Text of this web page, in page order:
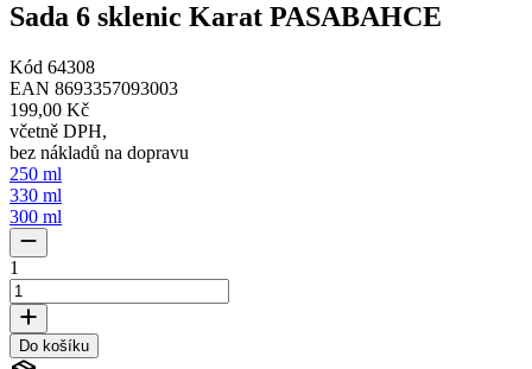
Sada 6 sklenic Karat PASABAHCE
Kód 64308
EAN 8693357093003
199,00 Kč
včetně DPH,
bez nákladů na dopravu
250 ml
330 ml
300 ml
1
Do košíku